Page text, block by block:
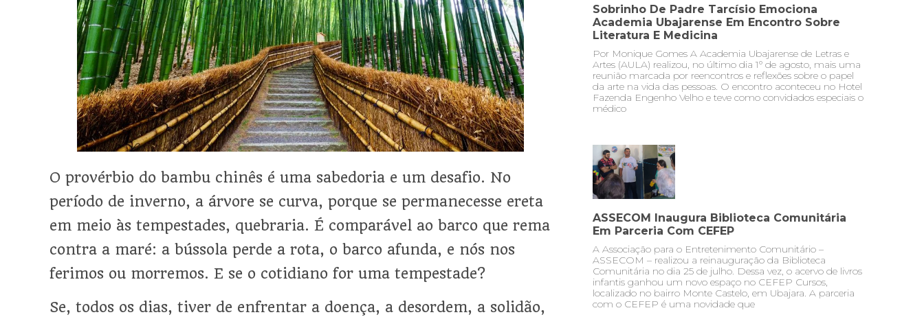
O provérbio do bambu chinês é uma sabedoria e um desafio. No
período de inverno, a árvore se curva, porque se permanecesse ereta
em meio às tempestades, quebraria. É comparável ao barco que rema
contra a maré: a bússola perde a rota, o barco afunda, e nós nos
ferimos ou morremos. E se o cotidiano for uma tempestade?
Se, todos os dias, tiver de enfrentar a doença, a desordem, a solidão,
Sobrinho De Padre Tarcísio Emociona
Academia Ubajarense Em Encontro Sobre
Literatura E Medicina
Por Monique Gomes A Academia Ubajarense de Letras e
Artes (AULA) realizou, no último dia 1º de agosto, mais uma
reunião marcada por reencontros e reflexões sobre o papel
da arte na vida das pessoas. O encontro aconteceu no Hotel
Fazenda Engenho Velho e teve como convidados especiais o
médico
ASSECOM Inaugura Biblioteca Comunitária
Em Parceria Com CEFEP
A Associação para o Entretenimento Comunitário –
ASSECOM – realizou a reinauguração da Biblioteca
Comunitária no dia 25 de julho. Dessa vez, o acervo de livros
infantis ganhou um novo espaço no CEFEP Cursos,
localizado no bairro Monte Castelo, em Ubajara. A parceria
com o CEFEP é uma novidade que